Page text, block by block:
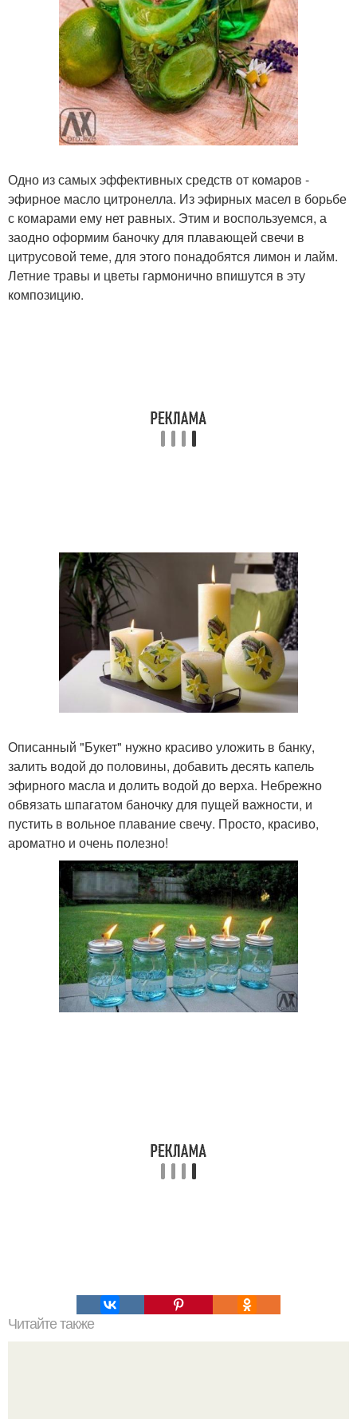
Одно из самых эффективных средств от комаров -
эфирное масло цитронелла. Из эфирных масел в борьбе
с комарами ему нет равных. Этим и воспользуемся, а
заодно оформим баночку для плавающей свечи в
цитрусовой теме, для этого понадобятся лимон и лайм.
Летние травы и цветы гармонично впишутся в эту
композицию.
Описанный "Букет" нужно красиво уложить в банку,
залить водой до половины, добавить десять капель
эфирного масла и долить водой до верха. Небрежно
обвязать шпагатом баночку для пущей важности, и
пустить в вольное плавание свечу. Просто, красиво,
ароматно и очень полезно!
Читайте также